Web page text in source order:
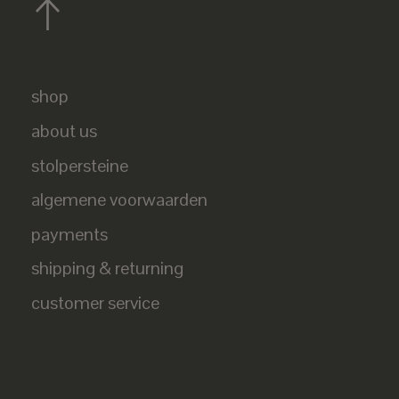
shop
about us
stolpersteine
algemene voorwaarden
payments
shipping & returning
customer service